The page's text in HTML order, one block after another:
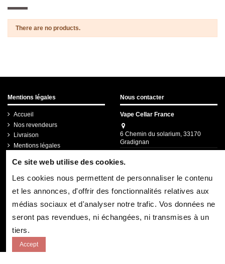
There are no products.
Mentions légales
Accueil
Nos revendeurs
Livraison
Mentions légales
Nous contacter
Vape Cellar France
6 Chemin du solarium, 33170
Gradignan
Newsletter
Vous pouvez vous désinscrire à tout moment. Vous
trouverez pour cela nos informations de contact
dans les conditions d'utilisation du site.
Ce site web utilise des cookies.
Les cookies nous permettent de personnaliser le contenu
et les annonces, d'offrir des fonctionnalités relatives aux
médias sociaux et d'analyser notre trafic. Vos données ne
seront pas revendues, ni échangées, ni transmises à un
tiers.
Accept